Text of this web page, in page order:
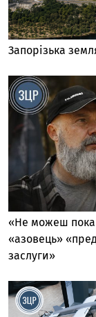
Запорізька
«Не можеш
«азовець»
заслуги»